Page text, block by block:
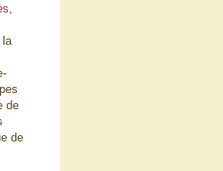
,
la
de
de